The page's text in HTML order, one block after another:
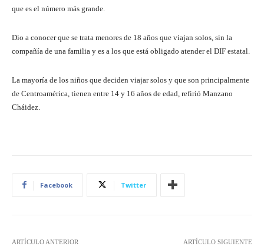
que es el número más grande.
Dio a conocer que se trata menores de 18 años que viajan solos, sin la
compañía de una familia y es a los que está obligado atender el DIF estatal.
La mayoría de los niños que deciden viajar solos y que son principalmente
de Centroamérica, tienen entre 14 y 16 años de edad, refirió Manzano
Cháidez.
Facebook Twitter
ARTÍCULO ANTERIOR ARTÍCULO SIGUIENTE